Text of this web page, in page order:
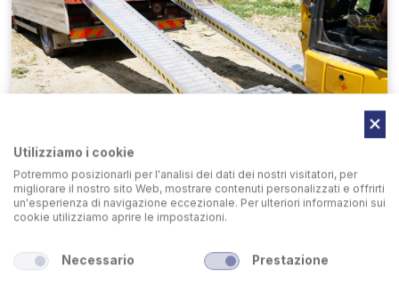
Rampe di Carico in alluminio
Utilizziamo i cookie
Potremmo posizionarli per l'analisi dei dati dei nostri visitatori, per
migliorare il nostro sito Web, mostrare contenuti personalizzati e offrirti
un'esperienza di navigazione eccezionale. Per ulteriori informazioni sui
cookie utilizziamo aprire le impostazioni.
Necessario Prestazione